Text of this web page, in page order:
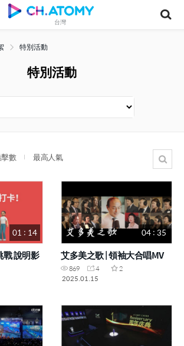
台灣
特別活動
特別活動
數 最高人氣
01 : 14
說明影
04 : 35
艾多美之歌 | 領袖大合唱MV
869 4
2
2025.01.15